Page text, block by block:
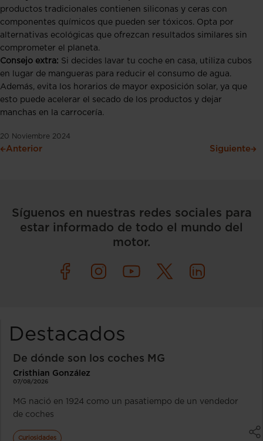
productos tradicionales contienen siliconas y ceras con
componentes químicos que pueden ser tóxicos. Opta por
alternativas ecológicas que ofrezcan resultados similares sin
comprometer el planeta.
Consejo extra: Si decides lavar tu coche en casa, utiliza cubos
en lugar de mangueras para reducir el consumo de agua.
Además, evita los horarios de mayor exposición solar, ya que
esto puede acelerar el secado de los productos y dejar
manchas en la carrocería.
20 Noviembre 2024
Anterior Siguiente
Síguenos en nuestras redes sociales para
estar informado de todo el mundo del
motor.
Destacados
De dónde son los coches MG
Cristhian González
07/08/2026
MG nació en 1924 como un pasatiempo de un vendedor
de coches
Curiosidades